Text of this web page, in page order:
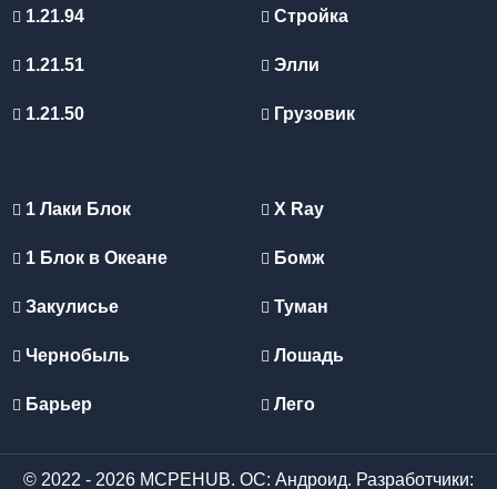
1.21.94
1.21.51
1.21.50
Стройка
Элли
Грузовик
1 Лаки Блок
1 Блок в Океане
Закулисье
Чернобыль
Барьер
X Ray
Бомж
Туман
Лошадь
Лего
© 2022 - 2026 MCPEHUB. ОС: Андроид. Разработчики: